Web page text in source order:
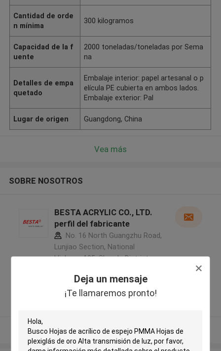
Deja un mensaje
¡Te llamaremos pronto!
Cantidad de orde
n mínima
300 kilogramos
Capacidad de la f
uente
2000 toneladas/toneladas por Sema
na
Detalles de empa
quetado
Embalaje interior: papel artesanal o p
elícula PE cubierta en ambos lados.
Embalaje exterior: Pal
Lugar de origen Guangdong, China
Vea más
SOBRE NOSOTROS
BESTA ACRYLIC CO., LTD.
perfil del fabricante
No. 16 North Guangzhu Road,
Lunjiao Section, National
Highway 105, Shunde District,
(BESTA Acrylic) ,China
5.0
Vea más